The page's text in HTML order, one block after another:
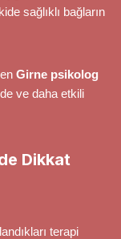
sağlıklı bağların
Girne psikolog
ve daha etkili
Dikkat
terapi